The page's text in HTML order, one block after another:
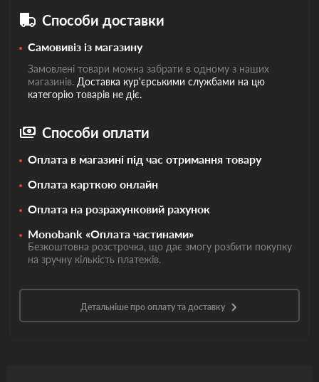
Способи доставки
Самовивіз із магазину
Замовлені товари можна забрати в одному з наших
магазинів. Доставка кур'єрськими службами на цю
категорію товарів не діє.
Способи оплати
Оплата в магазині під час отримання товару
Оплата карткою онлайн
Оплата на розрахунковий рахунок
Monobank «Оплата частинами»
Безкоштовна розстрочка, що дає змогу розбити покупку
на зручну кількість платежів.
Детальніше про оплату та доставку